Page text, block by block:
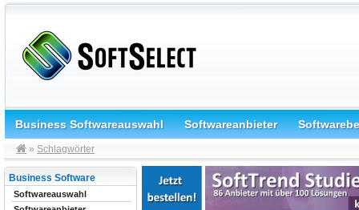
Business Softwareauswahl Softwareanbieter
» Schlagwörter
Business Software
Softwareauswahl